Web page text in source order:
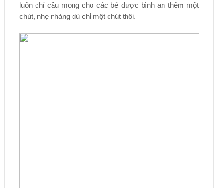
luôn chỉ cầu mong cho các bé được bình an thêm một
chút, nhẹ nhàng dù chỉ một chút thôi.